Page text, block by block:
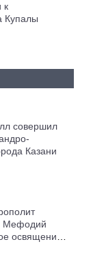
Купалы
совершил
Казани
Мефодий
освящение